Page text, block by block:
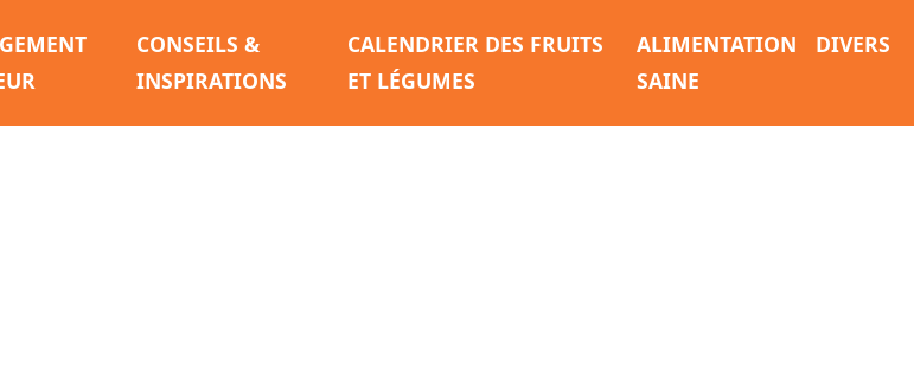
CONSEILS &
INSPIRATIONS
CALENDRIER DES FRUITS
ET LÉGUMES
ALIMENTATION
SAINE
DIVERS